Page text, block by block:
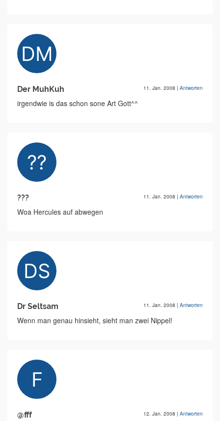
Der MuhKuh 11. Jan. 2008 | Antworten
irgendwie is das schon sone Art Gott^^
??? 11. Jan. 2008 | Antworten
Woa Hercules auf abwegen
Dr Seltsam 11. Jan. 2008 | Antworten
Wenn man genau hinsieht, sieht man zwei Nippel!
@fff 12. Jan. 2008 | Antworten